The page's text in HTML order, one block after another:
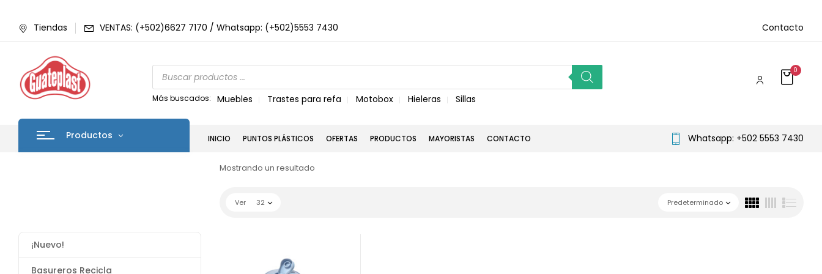
Tiendas VENTAS: (+502)6627 7170 / Whatsapp: (+502)5553 7430 Contacto
Más buscados: Muebles Trastes para refa Motobox Hieleras Sillas
0
Productos INICIO PUNTOS PLÁSTICOS OFERTAS PRODUCTOS MAYORISTAS CONTACTO Whatsapp: +502 5553 7430
¡Nuevo!
Basureros Recicla
Mostrando un resultado
Predeterminado
Ver 32